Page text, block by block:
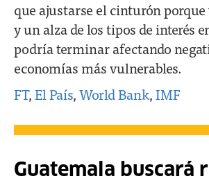
que ajustarse el cinturón porque
y un alza de los tipos de interés
podría terminar afectando
economías más vulnerables.
FT,El País,World Bank,IMF
Guatemala buscará